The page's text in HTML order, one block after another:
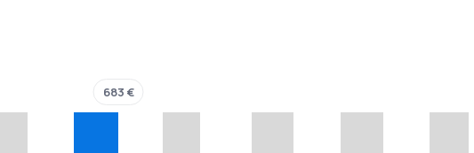
683 €